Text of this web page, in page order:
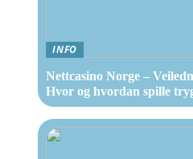
INFO
Nettcasino Norge –
Hvor og hvordan spille